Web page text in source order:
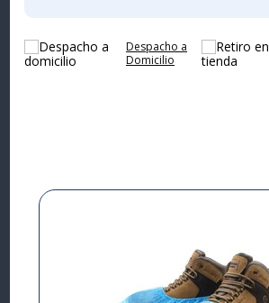
Despacho a
Domicilio